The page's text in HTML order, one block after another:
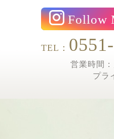
Follow
TEL：
営業時間
プラ